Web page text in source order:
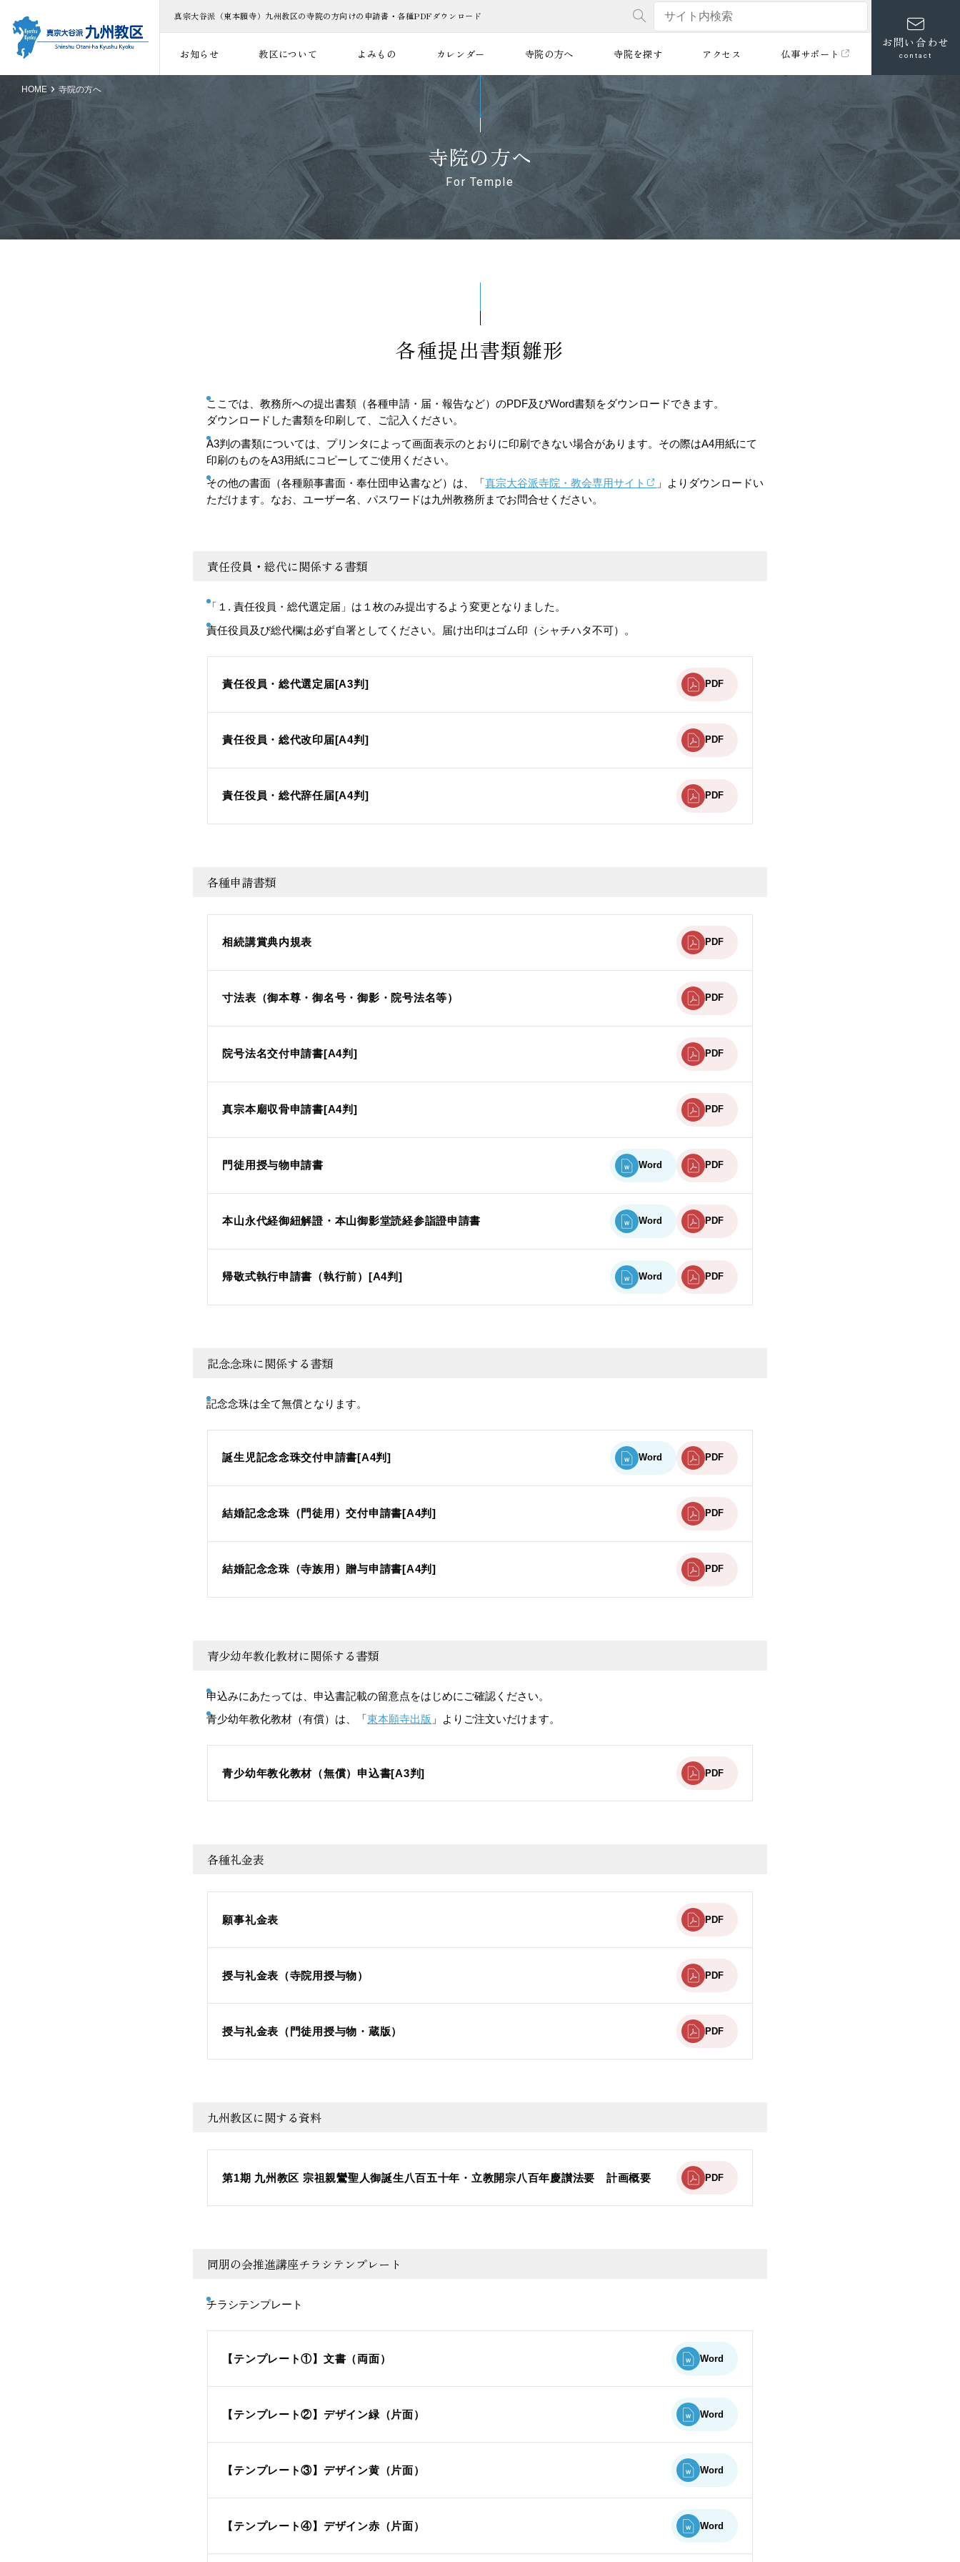
真宗大谷派（東本願寺）九州教区の寺院の方向けの申請書・各種PDFダウンロード
お知らせ 教区について よみもの カレンダー 寺院の方へ 寺院を探す アクセス 仏事サポート
お問い合わせ
contact
HOME 寺院の方へ
寺院の方へ
For Temple
各種提出書類雛形
ここでは、教務所への提出書類（各種申請・届・報告など）のPDF及びWord書類をダウンロードできます。
ダウンロードした書類を印刷して、ご記入ください。
A3判の書類については、プリンタによって画面表示のとおりに印刷できない場合があります。その際はA4用紙にて
印刷のものをA3用紙にコピーしてご使用ください。
その他の書面（各種願事書面・奉仕団申込書など）は、「真宗大谷派寺院・教会専用サイト
」よりダウンロードい
ただけます。なお、ユーザー名、パスワードは九州教務所までお問合せください。
責任役員・総代に関係する書類
「１. 責任役員・総代選定届」は１枚のみ提出するよう変更となりました。
責任役員及び総代欄は必ず自署としてください。届け出印はゴム印（シャチハタ不可）。
責任役員・総代選定届[A3判] PDF
責任役員・総代改印届[A4判] PDF
責任役員・総代辞任届[A4判] PDF
各種申請書類
相続講賞典内規表 PDF
寸法表（御本尊・御名号・御影・院号法名等） PDF
院号法名交付申請書[A4判] PDF
真宗本廟収骨申請書[A4判] PDF
門徒用授与物申請書 Word PDF
本山永代経御紐解證・本山御影堂読経参詣證申請書 Word PDF
帰敬式執行申請書（執行前）[A4判] Word PDF
記念念珠に関係する書類
記念念珠は全て無償となります。
誕生児記念念珠交付申請書[A4判] Word PDF
結婚記念念珠（門徒用）交付申請書[A4判] PDF
結婚記念念珠（寺族用）贈与申請書[A4判] PDF
青少幼年教化教材に関係する書類
申込みにあたっては、申込書記載の留意点をはじめにご確認ください。
青少幼年教化教材（有償）は、「東本願寺出版 」よりご注文いだけます。
青少幼年教化教材（無償）申込書[A3判] PDF
各種礼金表
願事礼金表 PDF
授与礼金表（寺院用授与物） PDF
授与礼金表（門徒用授与物・蔵版） PDF
九州教区に関する資料
第1期 九州教区 宗祖親鸞聖人御誕生八百五十年・立教開宗八百年慶讃法要 計画概要 PDF
同朋の会推進講座チラシテンプレート
チラシテンプレート
【テンプレート①】文書（両面） Word
【テンプレート②】デザイン緑（片面） Word
【テンプレート③】デザイン黄（片面） Word
【テンプレート④】デザイン赤（片面） Word